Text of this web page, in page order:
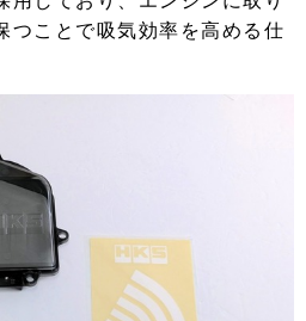
つことで吸気効率を高める仕